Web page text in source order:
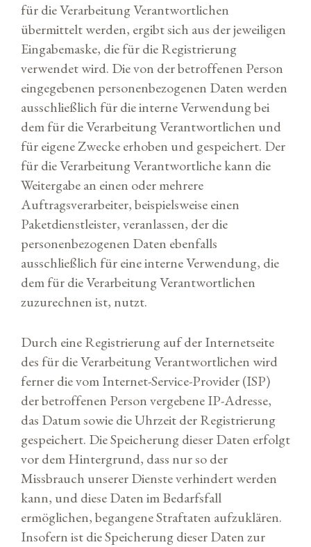
für die Verarbeitung Verantwortlichen
übermittelt werden, ergibt sich aus der jeweiligen
Eingabemaske, die für die Registrierung
verwendet wird. Die von der betroffenen Person
eingegebenen personenbezogenen Daten werden
ausschließlich für die interne Verwendung bei
dem für die Verarbeitung Verantwortlichen und
für eigene Zwecke erhoben und gespeichert. Der
für die Verarbeitung Verantwortliche kann die
Weitergabe an einen oder mehrere
Auftragsverarbeiter, beispielsweise einen
Paketdienstleister, veranlassen, der die
personenbezogenen Daten ebenfalls
ausschließlich für eine interne Verwendung, die
dem für die Verarbeitung Verantwortlichen
zuzurechnen ist, nutzt.
Durch eine Registrierung auf der Internetseite
des für die Verarbeitung Verantwortlichen wird
ferner die vom Internet-Service-Provider (ISP)
der betroffenen Person vergebene IP-Adresse,
das Datum sowie die Uhrzeit der Registrierung
gespeichert. Die Speicherung dieser Daten erfolgt
vor dem Hintergrund, dass nur so der
Missbrauch unserer Dienste verhindert werden
kann, und diese Daten im Bedarfsfall
ermöglichen, begangene Straftaten aufzuklären.
Insofern ist die Speicherung dieser Daten zur